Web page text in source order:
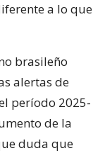
a lo que
brasileño
alertas de
período 2025-
de la
duda que